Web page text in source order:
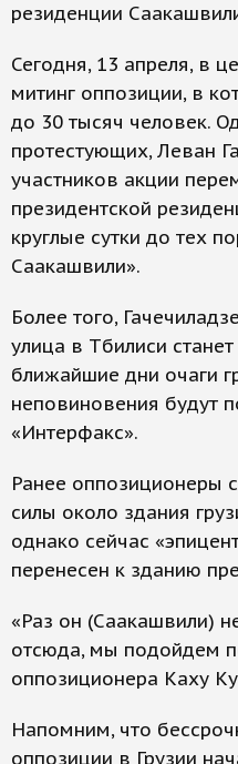
резиденции
Сегодня, 13 апреля, в
митинг оппозиции, в
до 30 тысяч человек.
протестующих, Леван
участников акции
президентской
круглые сутки до тех
Саакашвили».
Более того,
улица в Тбилиси
ближайшие дни очаги
неповиновения будут
«Интерфакс».
Ранее оппозиционеры
силы около здания
однако сейчас
перенесен к зданию
«Раз он (Саакашвили)
отсюда, мы подойдем
оппозиционера Каху
Напомним, что
оппозиции в Грузии